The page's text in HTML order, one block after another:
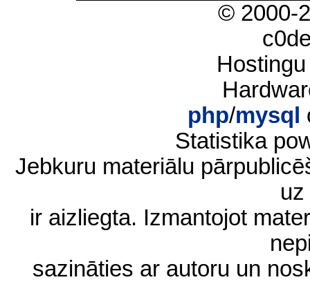
© 2000-
php/mysql
Statistika
Jebkuru materiālu
ir aizliegta. Izmantojot
sazināties ar autoru un